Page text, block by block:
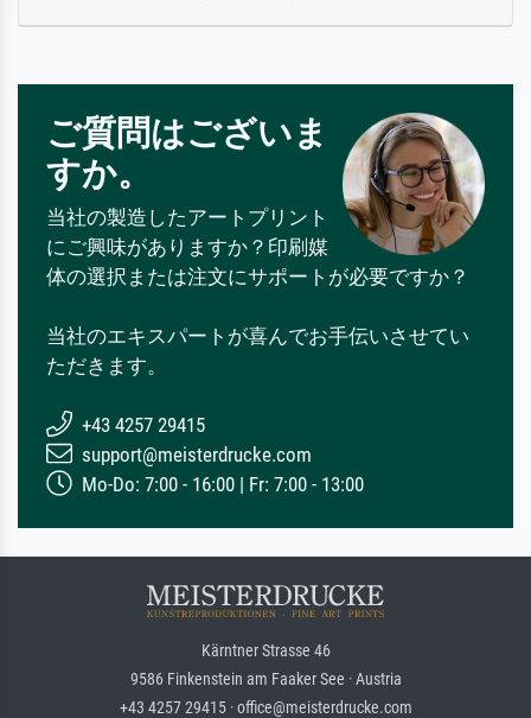
ご質問はございま
すか。
当社の製造したアートプリント
にご興味がありますか？印刷媒
体の選択または注文にサポートが必要ですか？
当社のエキスパートが喜んでお手伝いさせてい
ただきます。
+43 4257 29415
support@meisterdrucke.com
Mo-Do: 7:00 - 16:00 | Fr: 7:00 - 13:00
Kärntner Strasse 46
9586 Finkenstein am Faaker See · Austria
+43 4257 29415 · office@meisterdrucke.com